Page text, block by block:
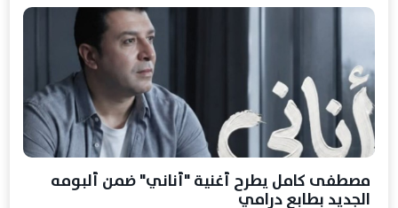
مصطفى كامل يطرح أغنية "أناني" ضمن ألبومه
الجديد بطابع درامي